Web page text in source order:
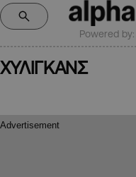
Powered by:
ΧΥΛΙΓΚΑΝΣ